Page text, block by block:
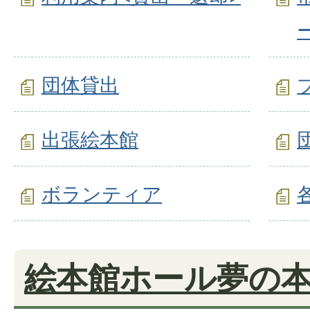
団体貸出
出張絵本館
ボランティア
絵本館ホール夢の